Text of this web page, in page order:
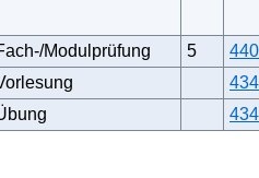
Modulprüfung 5